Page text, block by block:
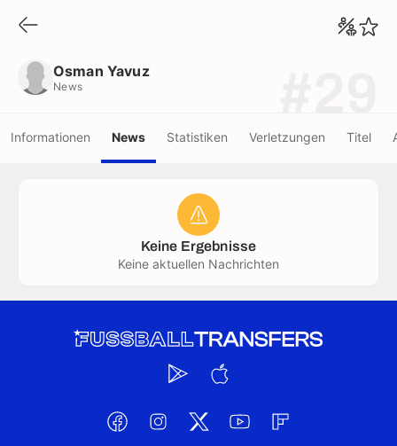
Osman Yavuz
News
Informationen News Statistiken Verletzungen Titel
Keine Ergebnisse
Keine aktuellen Nachrichten